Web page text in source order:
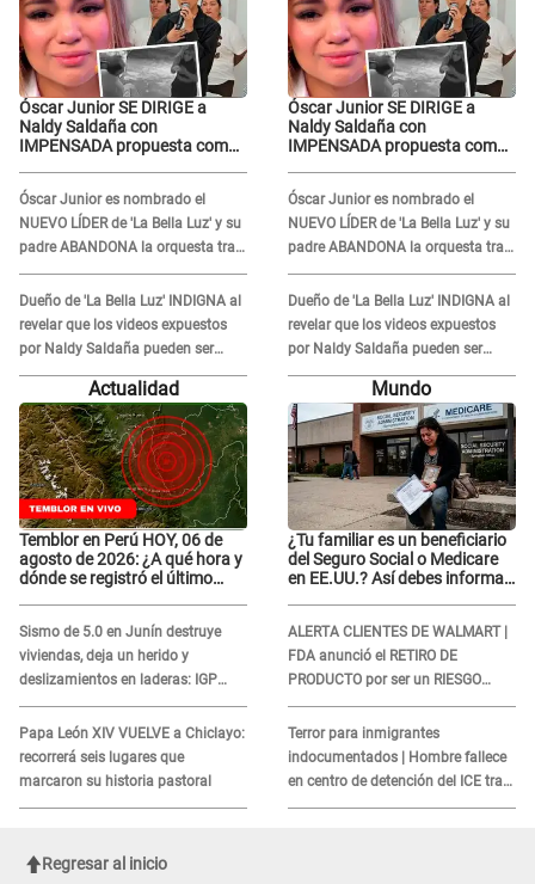
Óscar Junior SE DIRIGE a
Naldy Saldaña con
IMPENSADA propuesta como
ley..."
Óscar Junior es nombrado el
NUEVO LÍDER de 'La Bella Luz' y su
padre ABANDONA la orquesta tras
caso Naldy Saldaña: "Son
errores..."
Dueño de 'La Bella Luz' INDIGNA al
revelar que los videos expuestos
por Naldy Saldaña pueden ser
EDITADOS: "Yo tengo sus dos
Óscar Junior SE DIRIGE a
Naldy Saldaña con
IMPENSADA propuesta como
ley..."
Óscar Junior es nombrado el
NUEVO LÍDER de 'La Bella Luz' y su
padre ABANDONA la orquesta tras
caso Naldy Saldaña: "Son
errores..."
Dueño de 'La Bella Luz' INDIGNA al
revelar que los videos expuestos
por Naldy Saldaña pueden ser
EDITADOS: "Yo tengo sus dos
Actualidad
Temblor en Perú HOY, 06 de
agosto de 2026: ¿A qué hora y
dónde se registró el último
Sismo de 5.0 en Junín destruye
viviendas, deja un herido y
deslizamientos en laderas: IGP
alerta sobre posibles réplicas
Papa León XIV VUELVE a Chiclayo:
recorrerá seis lugares que
marcaron su historia pastoral
Mundo
¿Tu familiar es un beneficiario
del Seguro Social o Medicare
en EE.UU.? Así debes informar
ALERTA CLIENTES DE WALMART |
FDA anunció el RETIRO DE
PRODUCTO por ser un RIESGO
MORTAL para consumidores: ¿Cuál
es?
Terror para inmigrantes
indocumentados | Hombre fallece
en centro de detención del ICE tras
sufrir una "emergencia médica"
Regresar al inicio